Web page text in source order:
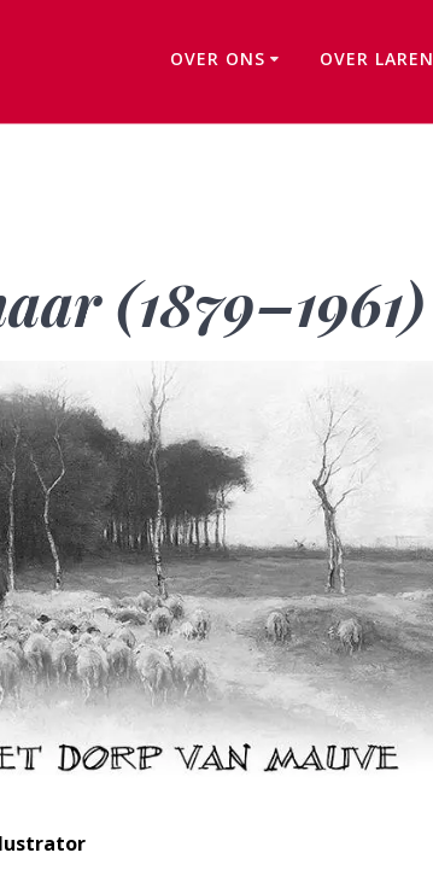
OVER ONS OVER LAREN
(1879–1961)